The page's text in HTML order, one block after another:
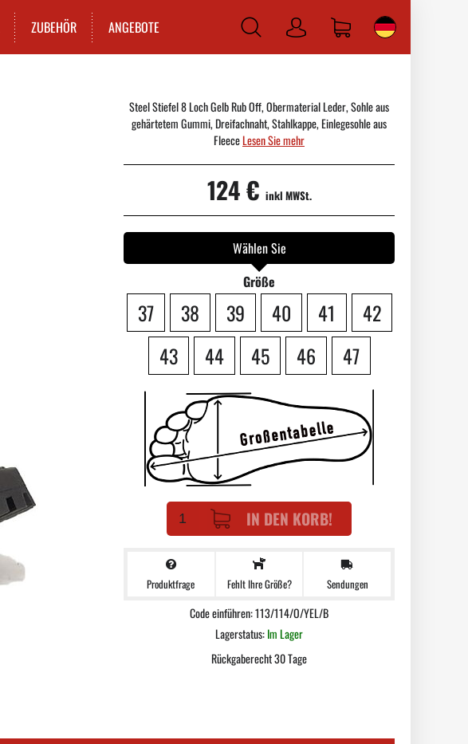
ZUBEHÖR ANGEBOTE Anmelden
Steel Stiefel 8 Loch Gelb Rub Off, Obermaterial Leder, Sohle aus
gehärtetem Gummi, Dreifachnaht, Stahlkappe, Einlegesohle aus
FleeceLesen Sie mehr
124 € inkl MWSt.
Wählen Sie
Größe
37 38 39 40 41
42
43
44 45 46 47
IN DEN KORB!
Produktfrage Fehlt Ihre Größe? Sendungen
Code einführen: 113/114/O/YEL/B
Lagerstatus:Im Lager
Rückgaberecht 30 Tage